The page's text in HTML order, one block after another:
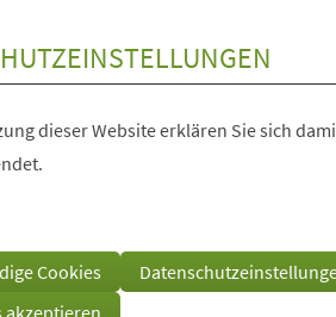
dieser Website erklären Sie sich
Cookies
akzeptieren